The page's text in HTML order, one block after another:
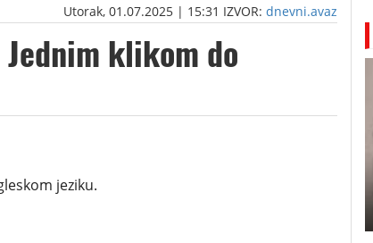
Utorak, 01.07.2025 | 15:31 IZVOR:dnevni.avaz
klikom do
jeziku.